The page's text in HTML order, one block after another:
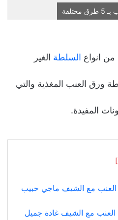
انواع السلطة الغير
ورق العنب المغذية والتي
المفيدة.
مع الشيف ماجي حبيب
مع الشيف غادة جميل